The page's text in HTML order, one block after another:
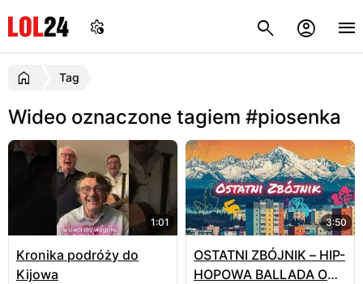
Tag
Wideo oznaczone tagiem #piosenka
1:01
Kronika podróży do
Kijowa
3:50
OSTATNI ZBÓJNIK – HIP-
HOPOWA BALLADA O